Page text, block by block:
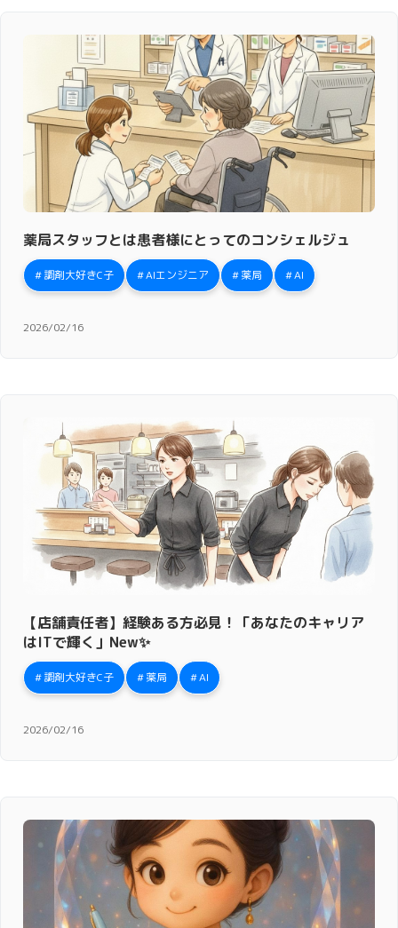
薬局スタッフとは患者様にとってのコンシェルジュ
調剤大好きC子 AIエンジニア 薬局 AI
2026/02/16
【店舗責任者】経験ある方必見！「あなたのキャリア
はITで輝く」New✨
調剤大好きC子 薬局 AI
2026/02/16